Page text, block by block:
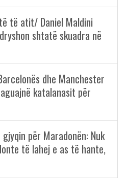
të atit/ Daniel Maldini
shtatë skuadra në
dhe Manchester
katalanasit për
për Maradonën: Nuk
të lahej e as të hante,